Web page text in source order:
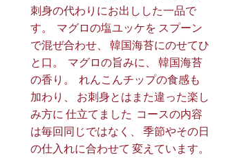
刺身の代わりにお出しした一品で
す。 ⁡ マグロの塩ユッケを スプーン
で混ぜ合わせ、 韓国海苔にのせてひ
と口。 ⁡ マグロの旨みに、 韓国海苔
の香り。 ⁡ れんこんチップの食感も
加わり、 お刺身とはまた違った楽し
み方に 仕立てました️ ⁡ コースの内容
は毎回同じではなく、 季節やその日
の仕入れに合わせて 変えています。